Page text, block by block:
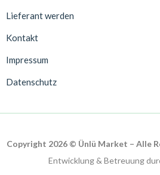
Lieferant werden
Kontakt
Impressum
Datenschutz
Copyright 2026 © Ünlü Market – Alle
Entwicklung & Betreuung